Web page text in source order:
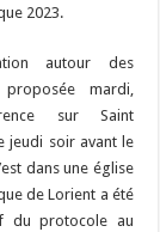
2023.
autour des
mardi,
sur Saint
jeudi soir avant le
dans une église
de Lorient a été
du protocole au